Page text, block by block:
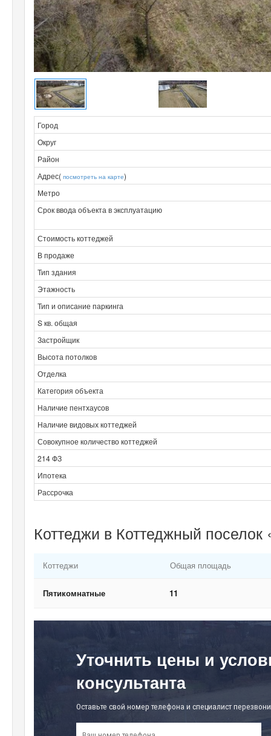
Город
Округ
Район
Адрес( посмотреть на карте)
Метро
Срок ввода объекта в эксплуатацию
Стоимость коттеджей
В продаже
Тип здания
Этажность
Тип и описание паркинга
S кв. общая
Застройщик
Высота потолков
Отделка
Категория объекта
Наличие пентхаусов
Наличие видовых коттеджей
Совокупное количество коттеджей
214 ФЗ
Ипотека
Рассрочка
Коттеджи в Коттеджный
Коттеджи Общая площадь
Пятикомнатные 11
Уточнить цены и
консультанта
Оставьте свой номер телефона и специалист